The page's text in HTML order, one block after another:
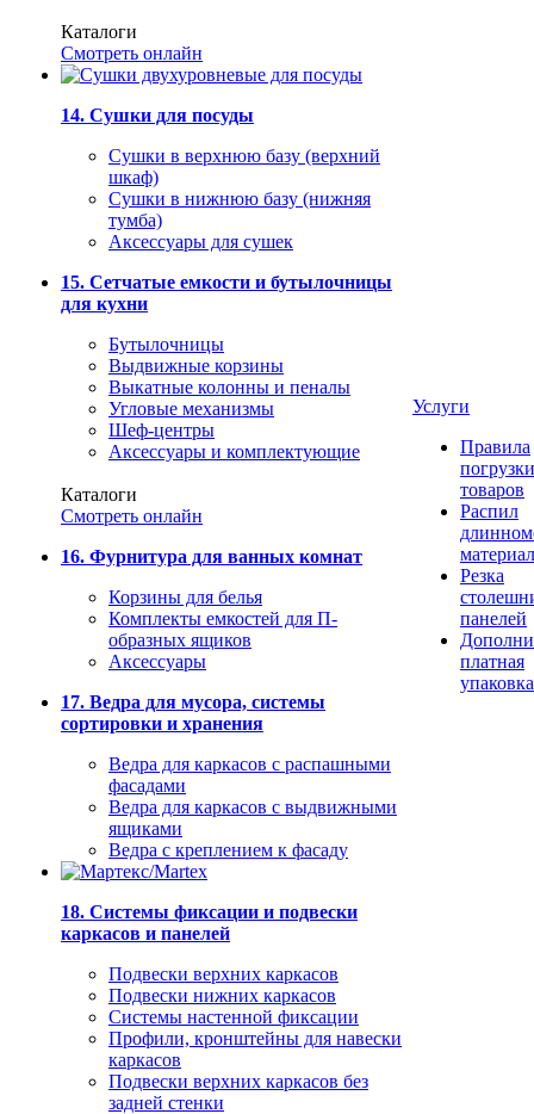
Каталоги
Смотреть онлайн
14. Сушки для посуды
Сушки в верхнюю базу (верхний
шкаф)
Сушки в нижнюю базу (нижняя
тумба)
Аксессуары для сушек
15. Сетчатые емкости и бутылочницы
для кухни
Бутылочницы
Выдвижные корзины
Выкатные колонны и пеналы
Угловые механизмы
Шеф-центры
Аксессуары и комплектующие
Каталоги
Смотреть онлайн
16. Фурнитура для ванных комнат
Корзины для белья
Комплекты емкостей для П-
образных ящиков
Аксессуары
17. Ведра для мусора, системы
сортировки и хранения
Ведра для каркасов с распашными
фасадами
Ведра для каркасов с выдвижными
ящиками
Ведра с креплением к фасаду
18. Системы фиксации и подвески
каркасов и панелей
Подвески верхних каркасов
Подвески нижних каркасов
Системы настенной фиксации
Профили, кронштейны для навески
каркасов
Подвески верхних каркасов без
задней стенки
Услуги
Правила
погрузки
товаров
Распил
Резка
панелей
платная
упаковка